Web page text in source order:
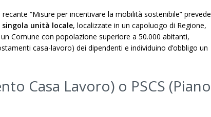
“Misure per incentivare la mobilità sostenibile” prevede
unità locale, localizzate in un capoluogo di Regione,
Comune con popolazione superiore a 50.000 abitanti,
casa-lavoro) dei dipendenti e individuino d’obbligo un
Casa Lavoro) o PSCS (Piano